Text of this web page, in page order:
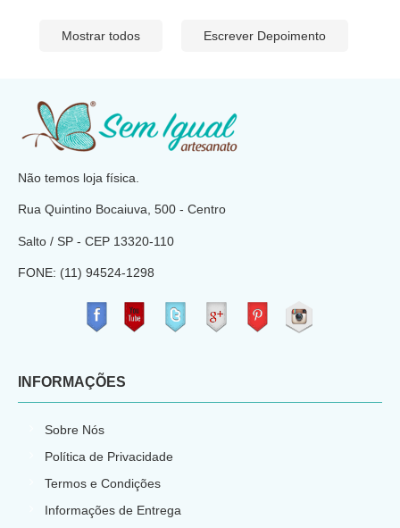
Mostrar todos Escrever Depoimento
Não temos loja física.
Rua Quintino Bocaiuva, 500 - Centro
Salto / SP - CEP 13320-110
FONE: (11) 94524-1298
INFORMAÇÕES
Sobre Nós
Política de Privacidade
Termos e Condições
Informações de Entrega